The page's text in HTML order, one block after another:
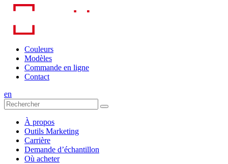
Skip
content
Couleurs
Modèles
Commande en ligne
Contact
en
À propos
Outils Marketing
Carrière
Demande d’échantillon
Où acheter